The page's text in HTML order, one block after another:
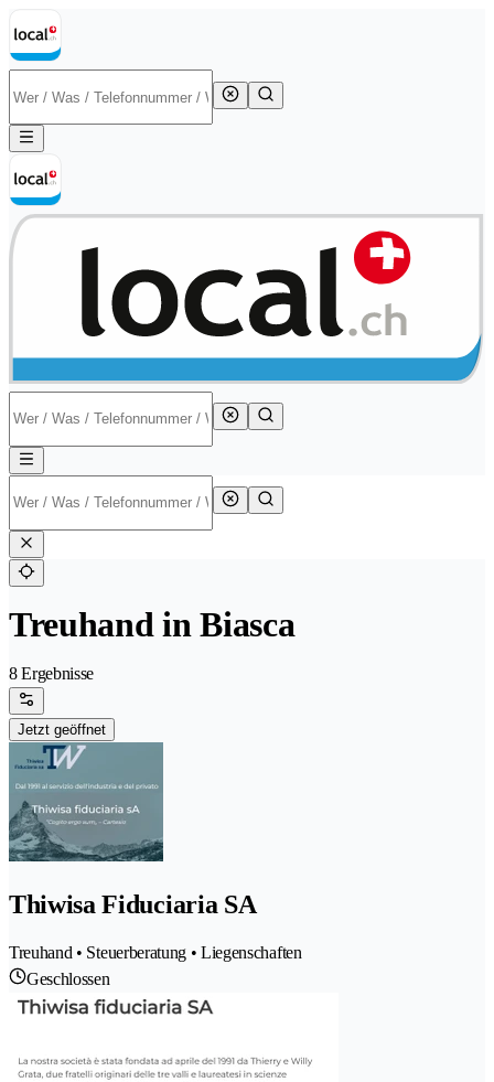
Treuhand in Biasca
8 Ergebnisse
Jetzt geöffnet
Thiwisa Fiduciaria SA
Treuhand • Steuerberatung • Liegenschaften
Geschlossen